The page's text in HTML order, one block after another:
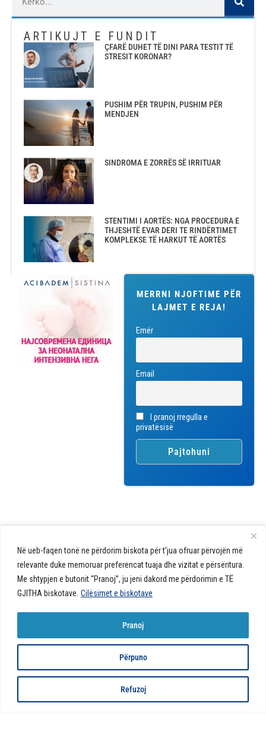
Në ueb-faqen tonë ne përdorim biskota për t’jua ofruar përvojën më
relevante duke memoruar preferencat tuaja dhe vizitat e përsëritura.
Me shtypjen e butonit “Pranoj”, ju jeni dakord me përdorimin e TË
GJITHA biskotave. Cilësimet e biskotave
Përpuno
Refuzoj
Pranoj
ARTIKUJT E FUNDIT
ÇFARË DUHET TË DINI PARA TESTIT TË
STRESIT KORONAR?
PUSHIM PËR TRUPIN, PUSHIM PËR
MENDJEN
SINDROMA E ZORRËS SË IRRITUAR
STENTIMI I AORTËS: NGA PROCEDURA E
THJESHTË EVAR DERI TE RINDËRTIMET
KOMPLEKSE TË HARKUT TË AORTËS
MERRNI NJOFTIME PËR
LAJMET E REJA!
Emër
Email
I pranoj rregulla e
privatësisë
Daily Dose Of Health - Blog me
këshilla shëndetësore rreth
shëndetit tuaj. Ne kemi krijuar
lidhje me shëndetin tuaj dhe do
t'ju japë këshilla për një jetë të
shëndetshme.
+ 389 2 30 99 500
Ul. Skupi 5A Shkup
Acibadem
Sistina - Bëhet
© 2026 Të gjitha të drejtat e
Politika e biskotave në ueb-faqe |Politika e
privatësisë